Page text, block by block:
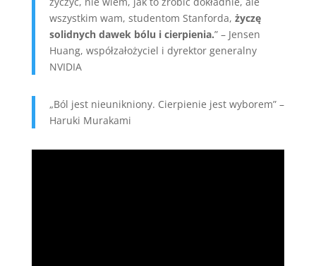
wszystkim wam, studentom Stanforda, życzę
solidnych dawek bólu i cierpienia.” – Jensen
Huang, współzałożyciel i dyrektor generalny
NVIDIA
„Ból jest nieunikniony. Cierpienie jest wyborem” –
Haruki Murakami